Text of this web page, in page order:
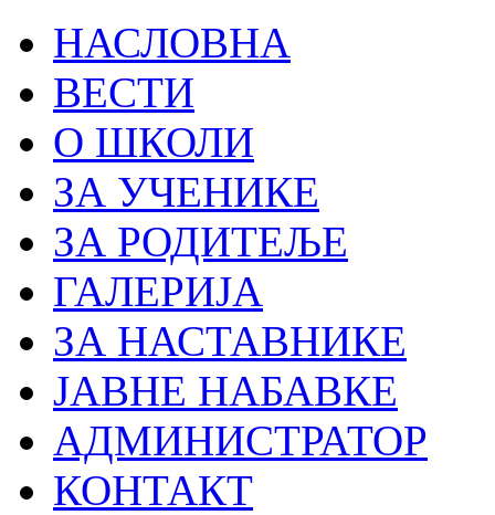
НАСЛОВНА
ВЕСТИ
О ШКОЛИ
ЗА УЧЕНИКЕ
ЗА РОДИТЕЉЕ
ГАЛЕРИЈА
ЗА НАСТАВНИКЕ
ЈАВНЕ НАБАВКЕ
АДМИНИСТРАТОР
КОНТАКТ